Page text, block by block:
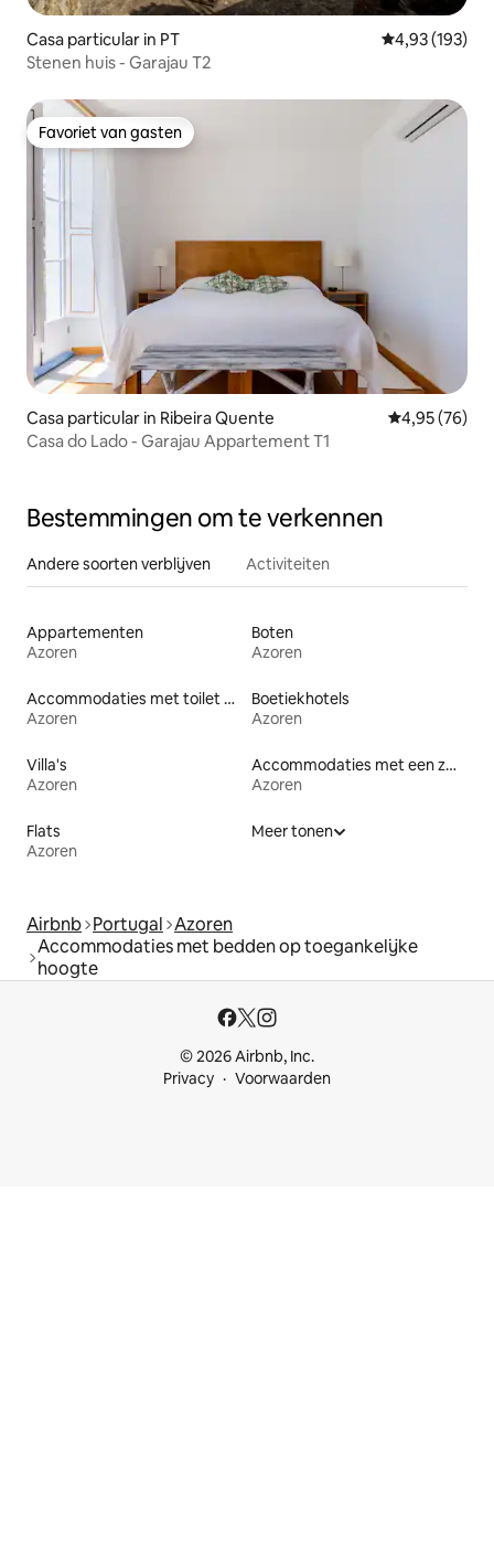
Casa particular in PT Gemiddelde
4,93 (193)
Stenen huis - Garajau T2
Favoriet van gasten
Favoriet van gasten
Casa particular in Ribeira Quente Gemiddelde
4,95 (76)
Casa do Lado - Garajau Appartement T1
Bestemmingen om te verkennen
Andere soorten verblijven Activiteiten
Appartementen
Azoren
Boten
Azoren
Accommodaties met toilet op toegankelijke hoogte
Azoren
Boetiekhotels
Azoren
Villa's
Azoren
Accommodaties met een zwembad
Azoren
Flats
Azoren
Meer tonen
Airbnb Portugal Azoren
Accommodaties met bedden op toegankelijke
hoogte
© 2026 Airbnb, Inc.
Privacy
Voorwaarden